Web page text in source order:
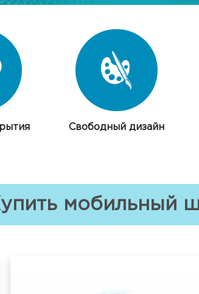
Свободный дизайн
мобильный